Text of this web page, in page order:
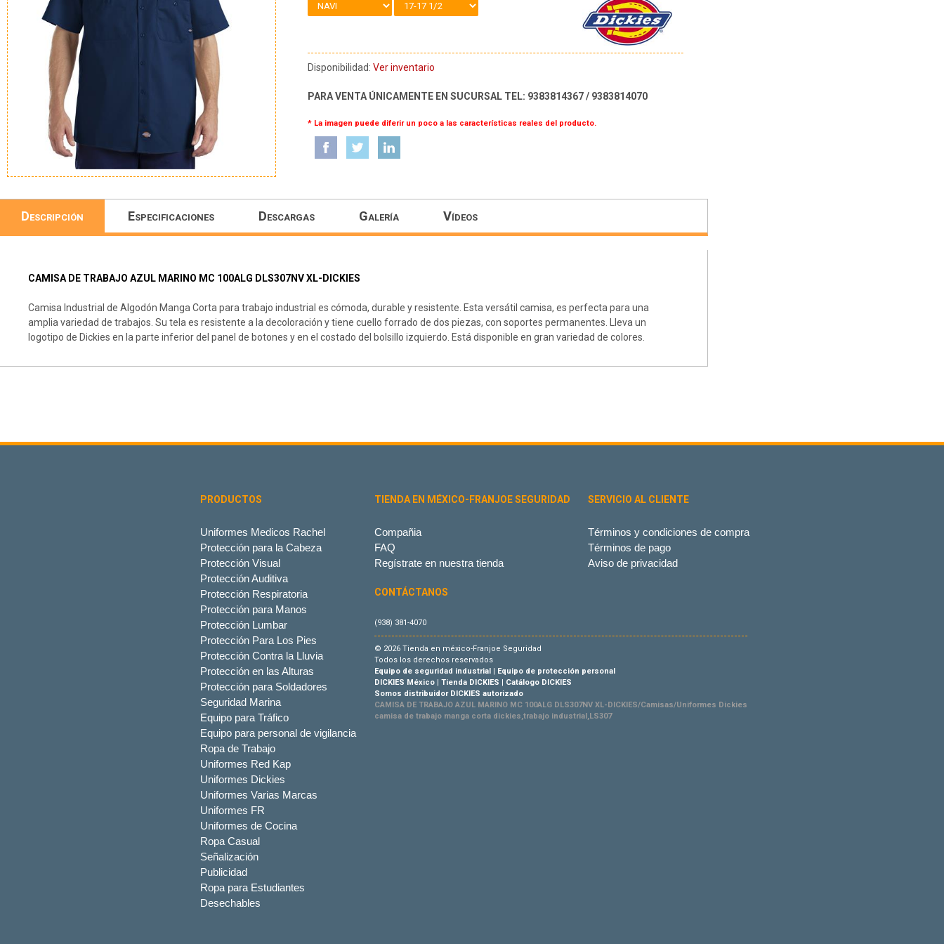
Disponibilidad:Ver inventario
PARA VENTA ÚNICAMENTE EN SUCURSAL TEL: 9383814367 / 9383814070
* La imagen puede diferir un poco a las características reales del producto.
Descripción Especificaciones Descargas Galería Vídeos
CAMISA DE TRABAJO AZUL MARINO MC 100ALG DLS307NV XL-DICKIES
Camisa Industrial de Algodón Manga Corta para trabajo industrial es cómoda, durable y resistente. Esta versátil camisa, es perfecta para una
amplia variedad de trabajos. Su tela es resistente a la decoloración y tiene cuello forrado de dos piezas, con soportes permanentes. Lleva un
logotipo de Dickies en la parte inferior del panel de botones y en el costado del bolsillo izquierdo. Está disponible en gran variedad de colores.
PRODUCTOS
Uniformes Medicos Rachel
Protección para la Cabeza
Protección Visual
Protección Auditiva
Protección Respiratoria
Protección para Manos
Protección Lumbar
Protección Para Los Pies
Protección Contra la Lluvia
Protección en las Alturas
Protección para Soldadores
Seguridad Marina
Equipo para Tráfico
Equipo para personal de vigilancia
Ropa de Trabajo
Uniformes Red Kap
Uniformes Dickies
Uniformes Varias Marcas
Uniformes FR
Uniformes de Cocina
Ropa Casual
Señalización
Publicidad
Ropa para Estudiantes
Desechables
TIENDA EN MÉXICO-FRANJOE SEGURIDAD
Compañia
FAQ
Regístrate en nuestra tienda
SERVICIO AL CLIENTE
Términos y condiciones de compra
Términos de pago
Aviso de privacidad
CONTÁCTANOS
(938) 381-4070
© 2026 Tienda en méxico-Franjoe Seguridad
Todos los derechos reservados
Equipo de seguridad industrial| Equipo de protección personal
DICKIES México| Tienda DICKIES | Catálogo DICKIES
Somos distribuidor DICKIES autorizado
CAMISA DE TRABAJO AZUL MARINO MC 100ALG DLS307NV XL-DICKIES/Camisas/Uniformes Dickies
camisa de trabajo manga corta dickies,trabajo industrial,LS307